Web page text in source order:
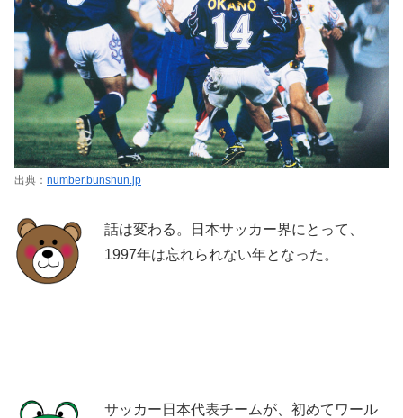
出典： number.bunshun.jp
話は変わる。日本サッカー界にとって、
1997年は忘れられない年となった。
サッカー日本代表チームが、初めてワール